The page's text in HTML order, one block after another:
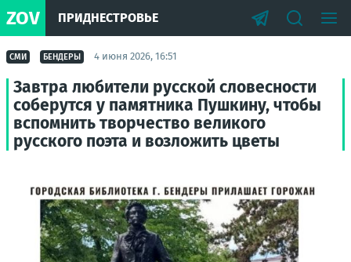
ZOV ПРИДНЕСТРОВЬЕ
СМИ БЕНДЕРЫ 4 июня 2026, 16:51
Завтра любители русской словесности
соберутся у памятника Пушкину, чтобы
вспомнить творчество великого
русского поэта и возложить цветы